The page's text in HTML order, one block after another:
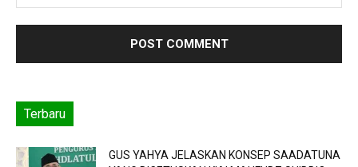
Terbaru
GUS YAHYA JELASKAN KONSEP SAADATUNA